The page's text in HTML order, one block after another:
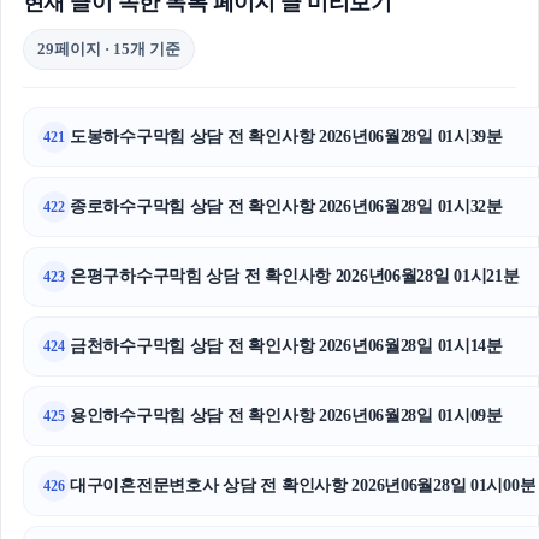
29페이지 · 15개 기준
421 도봉하수구막힘 상담 전 확인사항 2026년06월28일 01시39분
422 종로하수구막힘 상담 전 확인사항 2026년06월28일 01시32분
423 은평구하수구막힘 상담 전 확인사항 2026년06월28일 01시21분
424 금천하수구막힘 상담 전 확인사항 2026년06월28일 01시14분
425 용인하수구막힘 상담 전 확인사항 2026년06월28일 01시09분
426 대구이혼전문변호사 상담 전 확인사항 2026년06월28일 01시00분